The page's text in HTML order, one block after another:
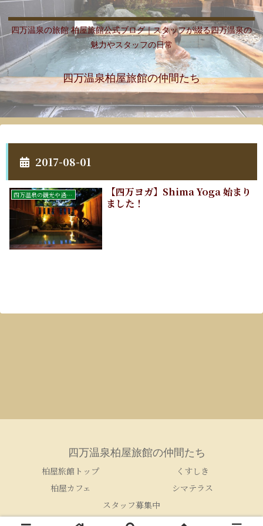
四万温泉の旅館 柏屋旅館公式ブログ｜スタッフが綴る四万温泉の
魅力やスタッフの日常
四万温泉柏屋旅館の仲間たち
2017-08-01
四万温泉の観光や過ごし方
【四万ヨガ】Shima Yoga 始まり
ました！
四万温泉柏屋旅館の仲間たち
柏屋旅館トップ
くすしき
柏屋カフェ
シマテラス
スタッフ募集中